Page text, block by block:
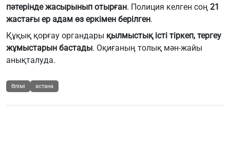
пәтерінде жасырынып отырған. Полиция келген соң 21
жастағы ер адам өз еркімен берілген.
Құқық қорғау органдары қылмыстық істі тіркеп, тергеу
жұмыстарын бастады. Оқиғаның толық мән-жайы
анықталуда.
Өлімі астана